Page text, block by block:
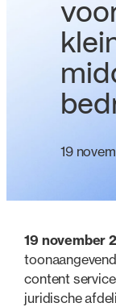
19
19 november
content
juridische